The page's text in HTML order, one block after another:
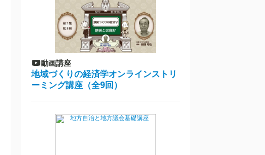
動画講座
地域づくりの経済学オンラインストリ
ーミング講座（全9回）